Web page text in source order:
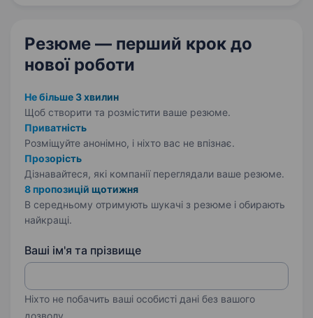
Резюме — перший крок до
нової роботи
Не більше 3 хвилин
Щоб створити та розмістити ваше резюме.
Приватність
Розміщуйте анонімно, і ніхто вас не впізнає.
Прозорість
Дізнавайтеся, які компанії переглядали ваше резюме.
8 пропозицій щотижня
В середньому отримують шукачі з резюме і обирають
найкращі.
Ваші ім'я та прізвище
Ніхто не побачить ваші особисті дані без вашого
дозволу.